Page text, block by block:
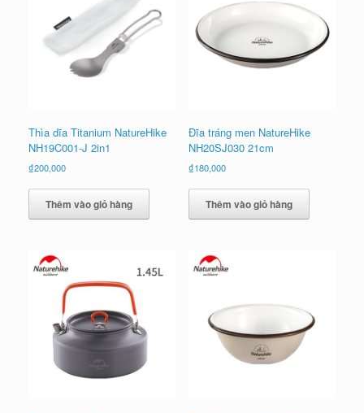
nhất
Thìa dĩa Titanium NatureHike
NH19C001-J 2in1
₫200,000
Thêm vào giỏ hàng
Đĩa tráng men NatureHike
NH20SJ030 21cm
₫180,000
Thêm vào giỏ hàng